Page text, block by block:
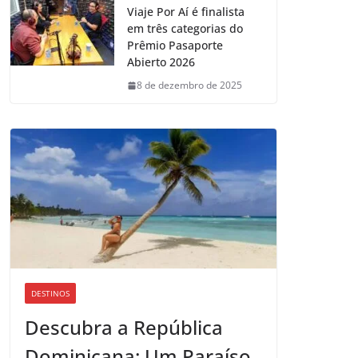
Viaje Por Aí é finalista
em três categorias do
Prêmio Pasaporte
Abierto 2026
8 de dezembro de 2025
DESTINOS
Descubra a República